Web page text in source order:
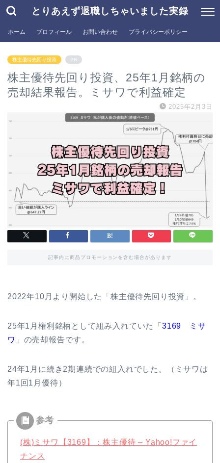
とりあえず退職しちゃいました実録
ホーム プロフィール お問い合わせ プライバシーポリシー
株主優待先回り投資 PR
株主優待先回り投資、25年1月銘柄の
売却結果報告。ミサワで利益確定
2025年2月3日
記事内に商品プロモーションを含む場合があります
2022年10月より開始した「株主優待先回り投資」。
25年1月権利銘柄として組み入れていた「 3169
ミサ
ワ 」の売却報告です。
24年1月に続き2期連続での組入れでした。（ミサワは
年1回1月優待）
(株)ミサワ【3169】：株主優待 – Yahoo!ファイ
ナンス